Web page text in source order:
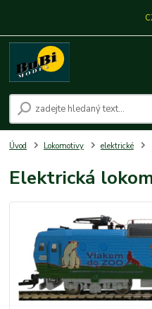
Úvod Lokomotivy elektrické
Elektrická